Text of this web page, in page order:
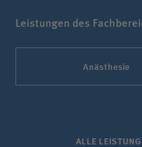
Leistungen des
Anästhesie
ALLE